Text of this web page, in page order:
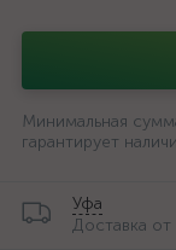
Минимальная
гарантирует
Уфа
Доставка от